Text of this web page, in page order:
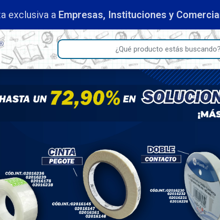
exclusiva a Empresas, Instituciones y